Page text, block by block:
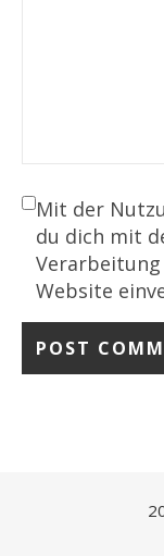
Mit der
du dich mit
Website